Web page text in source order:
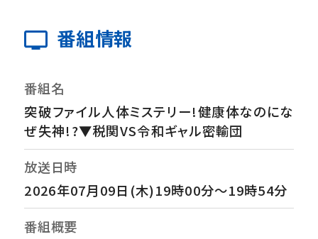
番組情報
番組名
突破ファイル人体ミステリー!健康体なのにな
ぜ失神!?▼税関VS令和ギャル密輸団
放送日時
2026年07月09日(木)19時00分～19時54分
番組概要